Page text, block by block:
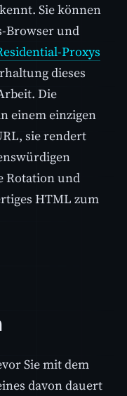
Sie können
Browser und
Proxys
dieses
Die
einem einzigen
sie rendert
Rotation und
HTML zum
Sie mit dem
davon dauert